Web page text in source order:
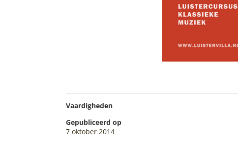
Vaardigheden
Gepubliceerd op
7 oktober 2014